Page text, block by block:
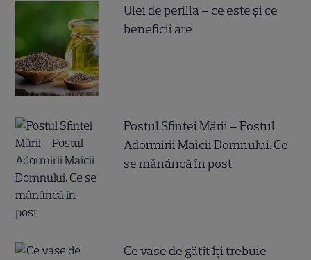
Ulei de perilla – ce este și ce
beneficii are
Postul Sfintei Mării – Postul
Adormirii Maicii Domnului. Ce
se mănâncă în post
Ce vase de gătit îți trebuie